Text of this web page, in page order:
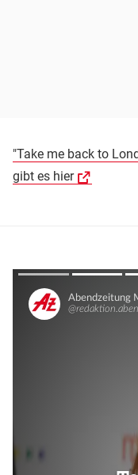
"Take me back to
gibt es hier